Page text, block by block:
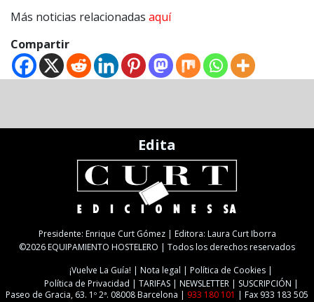
Más noticias relacionadas aquí
Compartir
Edita
Presidente: Enrique Curt Gómez | Editora: Laura Curt Iborra
©2026 EQUIPAMIENTO HOSTELERO | Todos los derechos reservados
¡Vuelve La Guía!
Nota legal
Política de Cookies
Política de Privacidad
TARIFAS NEWSLETTER
SUSCRIPCIÓN
Paseo de Gracia, 63. 1º 2ª. 08008 Barcelona | 933 180 101 | Fax 933 183 505